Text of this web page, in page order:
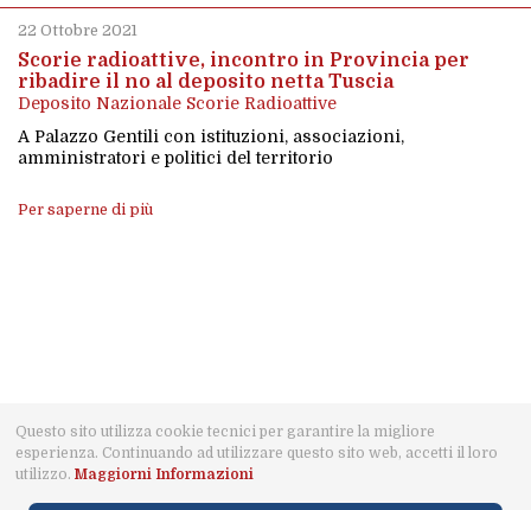
22 Ottobre 2021
Scorie radioattive, incontro in Provincia per
ribadire il no al deposito netta Tuscia
Deposito Nazionale Scorie Radioattive
A Palazzo Gentili con istituzioni, associazioni,
amministratori e politici del territorio
Per saperne di più
© 2021 MaremmaViva · Capalbio · CF: 91024010539 · IBAN:
IT87J0885172180000000205674 · Designed by LudyAdv ·
Questo sito utilizza cookie tecnici per garantire la migliore
esperienza. Continuando ad utilizzare questo sito web, accetti il loro
utilizzo.Maggiorni Informazioni